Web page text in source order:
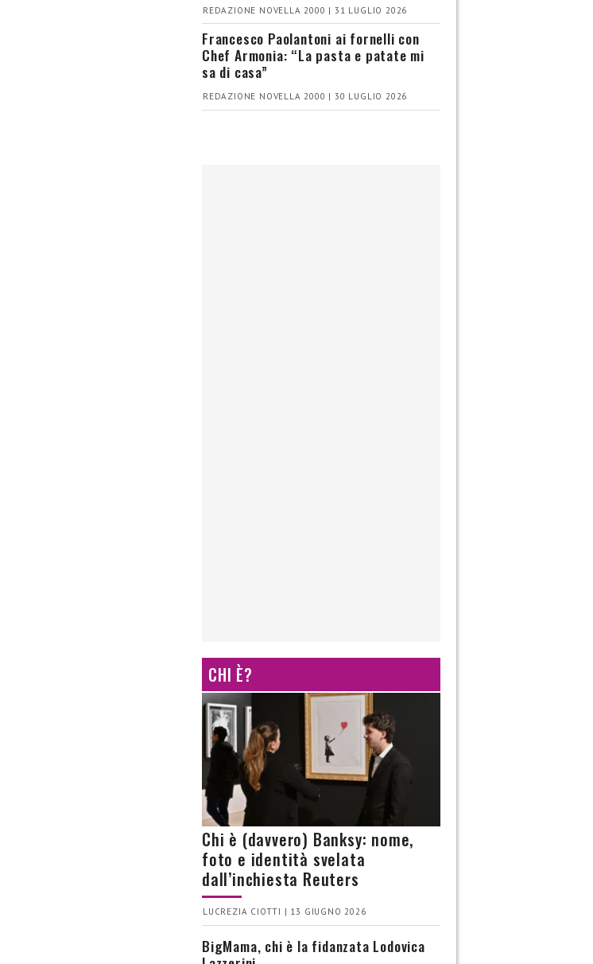
REDAZIONE NOVELLA 2000 | 31 LUGLIO 2026
Francesco Paolantoni ai fornelli con
Chef Armonia: “La pasta e patate mi
sa di casa”
REDAZIONE NOVELLA 2000 | 30 LUGLIO 2026
CHI È?
Chi è (davvero) Banksy: nome,
foto e identità svelata
dall’inchiesta Reuters
LUCREZIA CIOTTI | 13 GIUGNO 2026
BigMama, chi è la fidanzata Lodovica